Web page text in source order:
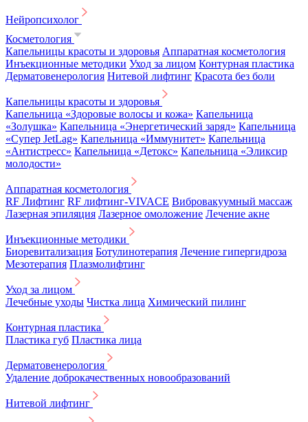
Нейропсихолог
Косметология
Капельницы красоты и здоровья Аппаратная косметология
Инъекционные методики Уход за лицом Контурная пластика
Дерматовенерология Нитевой лифтинг Красота без боли
Капельницы красоты и здоровья
Капельница «Здоровые волосы и кожа» Капельница
«Золушка» Капельница «Энергетический заряд» Капельница
«Супер JetLag» Капельница «Иммунитет» Капельница
«Антистресс» Капельница «Детокс» Капельница «Эликсир
молодости»
Аппаратная косметология
RF Лифтинг RF лифтинг-VIVACE Вибровакуумный массаж
Лазерная эпиляция Лазерное омоложение Лечение акне
Инъекционные методики
Биоревитализация Ботулинотерапия Лечение гипергидроза
Мезотерапия Плазмолифтинг
Уход за лицом
Лечебные уходы Чистка лица Химический пилинг
Контурная пластика
Пластика губ Пластика лица
Дерматовенерология
Удаление доброкачественных новообразований
Нитевой лифтинг